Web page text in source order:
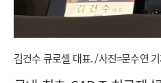
김건수 큐로셀 대표. /사진=문수연